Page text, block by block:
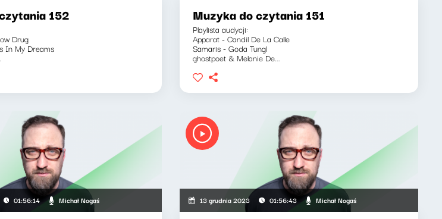
152
Drug
In My Dreams
Muzyka do czytania 151
Playlista audycji:
Apparat - Candil De La Calle
Samaris - Goda Tungl
ghostpoet & Melanie De...
01:56:14 Michał Nogaś 13 grudnia 2023 01:56:43 Michał Nogaś